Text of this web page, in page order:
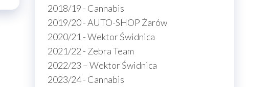
2018/19 - Cannabis
2019/20 - AUTO-SHOP Żarów
2020/21 - Wektor Świdnica
2021/22 - Zebra Team
2022/23 – Wektor Świdnica
2023/24 - Cannabis